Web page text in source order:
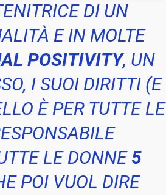
DI UN
E IN MOLTE
POSITIVITY, UN
I SUOI DIRITTI (E
È PER TUTTE LE
LE DONNE 5
POI VUOL DIRE